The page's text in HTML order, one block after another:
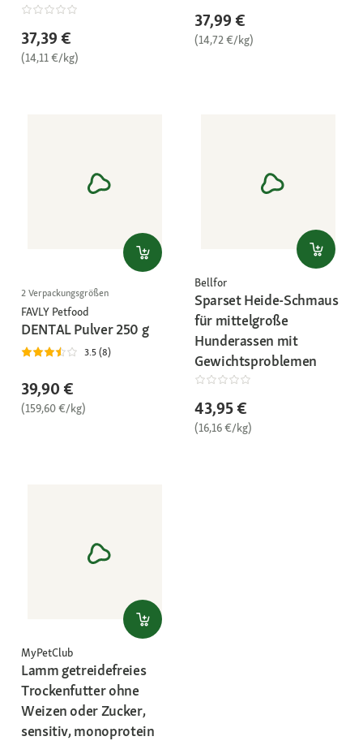
37,39 €
(14,11 €/kg)
37,99 €
(14,72 €/kg)
2 Verpackungsgrößen
FAVLY Petfood
DENTAL Pulver 250 g
3.5 (8)
39,90 €
(159,60 €/kg)
Bellfor
Sparset Heide-Schmaus
für mittelgroße
Hunderassen mit
Gewichtsproblemen
43,95 €
(16,16 €/kg)
MyPetClub
Lamm getreidefreies
Trockenfutter ohne
Weizen oder Zucker,
sensitiv, monoprotein